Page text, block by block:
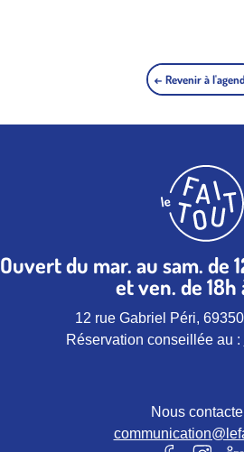
← Revenir à
Ouvert du mar. au sam. de
et ven. de 18h
12 rue Gabriel Péri,
Réservation conseillée au :
Nous